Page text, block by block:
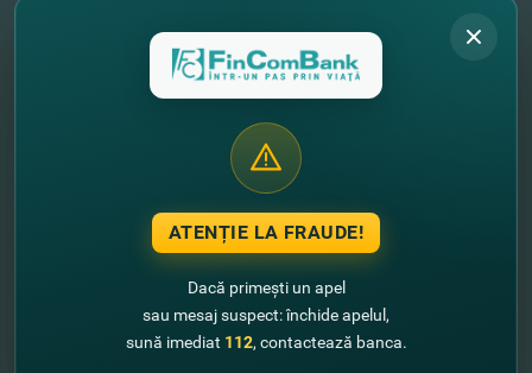
Alte noutăţi
ATENȚIE LA FRAUDE!
Dacă primești un apel
sau mesaj suspect: închide apelul,
sună imediat 112, contactează banca.